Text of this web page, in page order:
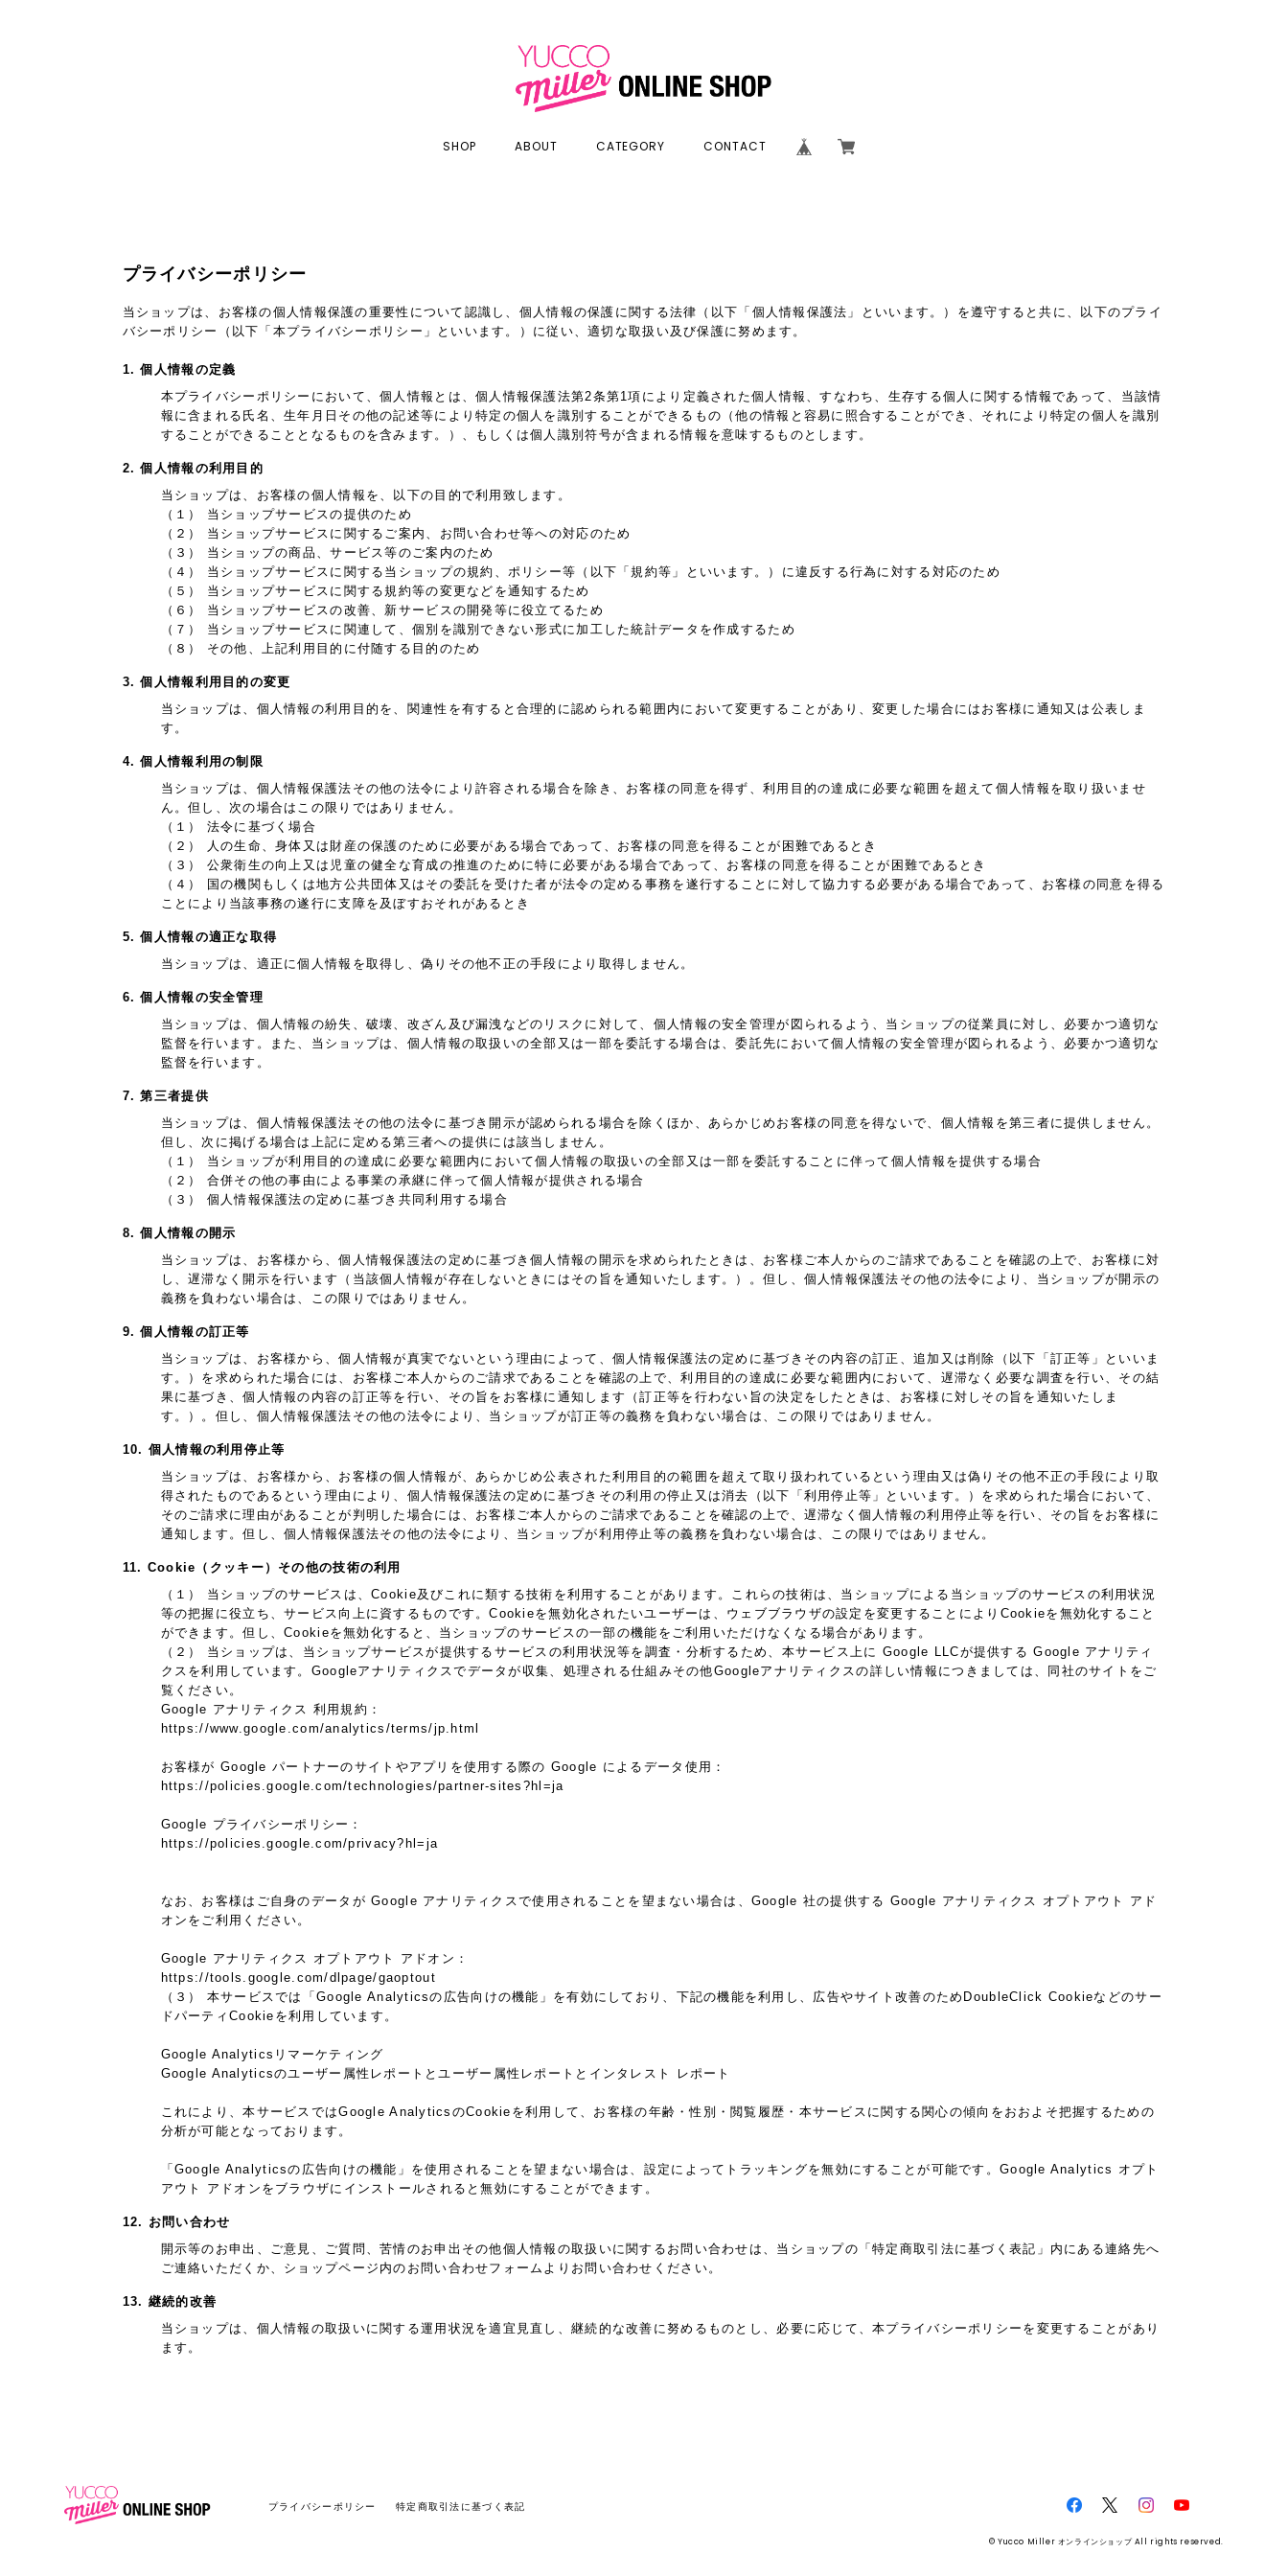
SHOP ABOUT CATEGORY CONTACT
プライバシーポリシー
当ショップは、お客様の個人情報保護の重要性について認識し、個人情報の保護に関する法律（以下「個人情報保護法」といいます。）を遵守すると共に、以下のプライ
バシーポリシー（以下「本プライバシーポリシー」といいます。）に従い、適切な取扱い及び保護に努めます。
1. 個人情報の定義
本プライバシーポリシーにおいて、個人情報とは、個人情報保護法第2条第1項により定義された個人情報、すなわち、生存する個人に関する情報であって、当該情
報に含まれる氏名、生年月日その他の記述等により特定の個人を識別することができるもの（他の情報と容易に照合することができ、それにより特定の個人を識別
することができることとなるものを含みます。）、もしくは個人識別符号が含まれる情報を意味するものとします。
2. 個人情報の利用目的
当ショップは、お客様の個人情報を、以下の目的で利用致します。
（１） 当ショップサービスの提供のため
（２） 当ショップサービスに関するご案内、お問い合わせ等への対応のため
（３） 当ショップの商品、サービス等のご案内のため
（４） 当ショップサービスに関する当ショップの規約、ポリシー等（以下「規約等」といいます。）に違反する行為に対する対応のため
（５） 当ショップサービスに関する規約等の変更などを通知するため
（６） 当ショップサービスの改善、新サービスの開発等に役立てるため
（７） 当ショップサービスに関連して、個別を識別できない形式に加工した統計データを作成するため
（８） その他、上記利用目的に付随する目的のため
3. 個人情報利用目的の変更
当ショップは、個人情報の利用目的を、関連性を有すると合理的に認められる範囲内において変更することがあり、変更した場合にはお客様に通知又は公表しま
す。
4. 個人情報利用の制限
当ショップは、個人情報保護法その他の法令により許容される場合を除き、お客様の同意を得ず、利用目的の達成に必要な範囲を超えて個人情報を取り扱いませ
ん。但し、次の場合はこの限りではありません。
（１） 法令に基づく場合
（２） 人の生命、身体又は財産の保護のために必要がある場合であって、お客様の同意を得ることが困難であるとき
（３） 公衆衛生の向上又は児童の健全な育成の推進のために特に必要がある場合であって、お客様の同意を得ることが困難であるとき
（４） 国の機関もしくは地方公共団体又はその委託を受けた者が法令の定める事務を遂行することに対して協力する必要がある場合であって、お客様の同意を得る
ことにより当該事務の遂行に支障を及ぼすおそれがあるとき
5. 個人情報の適正な取得
当ショップは、適正に個人情報を取得し、偽りその他不正の手段により取得しません。
6. 個人情報の安全管理
当ショップは、個人情報の紛失、破壊、改ざん及び漏洩などのリスクに対して、個人情報の安全管理が図られるよう、当ショップの従業員に対し、必要かつ適切な
監督を行います。また、当ショップは、個人情報の取扱いの全部又は一部を委託する場合は、委託先において個人情報の安全管理が図られるよう、必要かつ適切な
監督を行います。
7. 第三者提供
当ショップは、個人情報保護法その他の法令に基づき開示が認められる場合を除くほか、あらかじめお客様の同意を得ないで、個人情報を第三者に提供しません。
但し、次に掲げる場合は上記に定める第三者への提供には該当しません。
（１） 当ショップが利用目的の達成に必要な範囲内において個人情報の取扱いの全部又は一部を委託することに伴って個人情報を提供する場合
（２） 合併その他の事由による事業の承継に伴って個人情報が提供される場合
（３） 個人情報保護法の定めに基づき共同利用する場合
8. 個人情報の開示
当ショップは、お客様から、個人情報保護法の定めに基づき個人情報の開示を求められたときは、お客様ご本人からのご請求であることを確認の上で、お客様に対
し、遅滞なく開示を行います（当該個人情報が存在しないときにはその旨を通知いたします。）。但し、個人情報保護法その他の法令により、当ショップが開示の
義務を負わない場合は、この限りではありません。
9. 個人情報の訂正等
当ショップは、お客様から、個人情報が真実でないという理由によって、個人情報保護法の定めに基づきその内容の訂正、追加又は削除（以下「訂正等」といいま
す。）を求められた場合には、お客様ご本人からのご請求であることを確認の上で、利用目的の達成に必要な範囲内において、遅滞なく必要な調査を行い、その結
果に基づき、個人情報の内容の訂正等を行い、その旨をお客様に通知します（訂正等を行わない旨の決定をしたときは、お客様に対しその旨を通知いたしま
す。）。但し、個人情報保護法その他の法令により、当ショップが訂正等の義務を負わない場合は、この限りではありません。
10. 個人情報の利用停止等
当ショップは、お客様から、お客様の個人情報が、あらかじめ公表された利用目的の範囲を超えて取り扱われているという理由又は偽りその他不正の手段により取
得されたものであるという理由により、個人情報保護法の定めに基づきその利用の停止又は消去（以下「利用停止等」といいます。）を求められた場合において、
そのご請求に理由があることが判明した場合には、お客様ご本人からのご請求であることを確認の上で、遅滞なく個人情報の利用停止等を行い、その旨をお客様に
通知します。但し、個人情報保護法その他の法令により、当ショップが利用停止等の義務を負わない場合は、この限りではありません。
11. Cookie（クッキー）その他の技術の利用
（１） 当ショップのサービスは、Cookie及びこれに類する技術を利用することがあります。これらの技術は、当ショップによる当ショップのサービスの利用状況
等の把握に役立ち、サービス向上に資するものです。Cookieを無効化されたいユーザーは、ウェブブラウザの設定を変更することによりCookieを無効化すること
ができます。但し、Cookieを無効化すると、当ショップのサービスの一部の機能をご利用いただけなくなる場合があります。
（２） 当ショップは、当ショップサービスが提供するサービスの利用状況等を調査・分析するため、本サービス上に Google LLCが提供する Google アナリティ
クスを利用しています。Googleアナリティクスでデータが収集、処理される仕組みその他Googleアナリティクスの詳しい情報につきましては、同社のサイトをご
覧ください。
Google アナリティクス 利用規約：
https://www.google.com/analytics/terms/jp.html
お客様が Google パートナーのサイトやアプリを使用する際の Google によるデータ使用：
https://policies.google.com/technologies/partner-sites?hl=ja
Google プライバシーポリシー：
https://policies.google.com/privacy?hl=ja
なお、お客様はご自身のデータが Google アナリティクスで使用されることを望まない場合は、Google 社の提供する Google アナリティクス オプトアウト アド
オンをご利用ください。
Google アナリティクス オプトアウト アドオン：
https://tools.google.com/dlpage/gaoptout
（３） 本サービスでは「Google Analyticsの広告向けの機能」を有効にしており、下記の機能を利用し、広告やサイト改善のためDoubleClick Cookieなどのサー
ドパーティCookieを利用しています。
Google Analyticsリマーケティング
Google Analyticsのユーザー属性レポートとユーザー属性レポートとインタレスト レポート
これにより、本サービスではGoogle AnalyticsのCookieを利用して、お客様の年齢・性別・閲覧履歴・本サービスに関する関心の傾向をおおよそ把握するための
分析が可能となっております。
「Google Analyticsの広告向けの機能」を使用されることを望まない場合は、設定によってトラッキングを無効にすることが可能です。Google Analytics オプト
アウト アドオンをブラウザにインストールされると無効にすることができます。
12. お問い合わせ
開示等のお申出、ご意見、ご質問、苦情のお申出その他個人情報の取扱いに関するお問い合わせは、当ショップの「特定商取引法に基づく表記」内にある連絡先へ
ご連絡いただくか、ショップページ内のお問い合わせフォームよりお問い合わせください。
13. 継続的改善
当ショップは、個人情報の取扱いに関する運用状況を適宜見直し、継続的な改善に努めるものとし、必要に応じて、本プライバシーポリシーを変更することがあり
ます。
プライバシーポリシー 特定商取引法に基づく表記
© Yucco Miller オンラインショップ All rights reserved.